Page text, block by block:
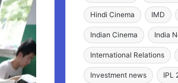
Hindi Cinema IMD
Indian Cinema India
International Relations
Investment news IPL